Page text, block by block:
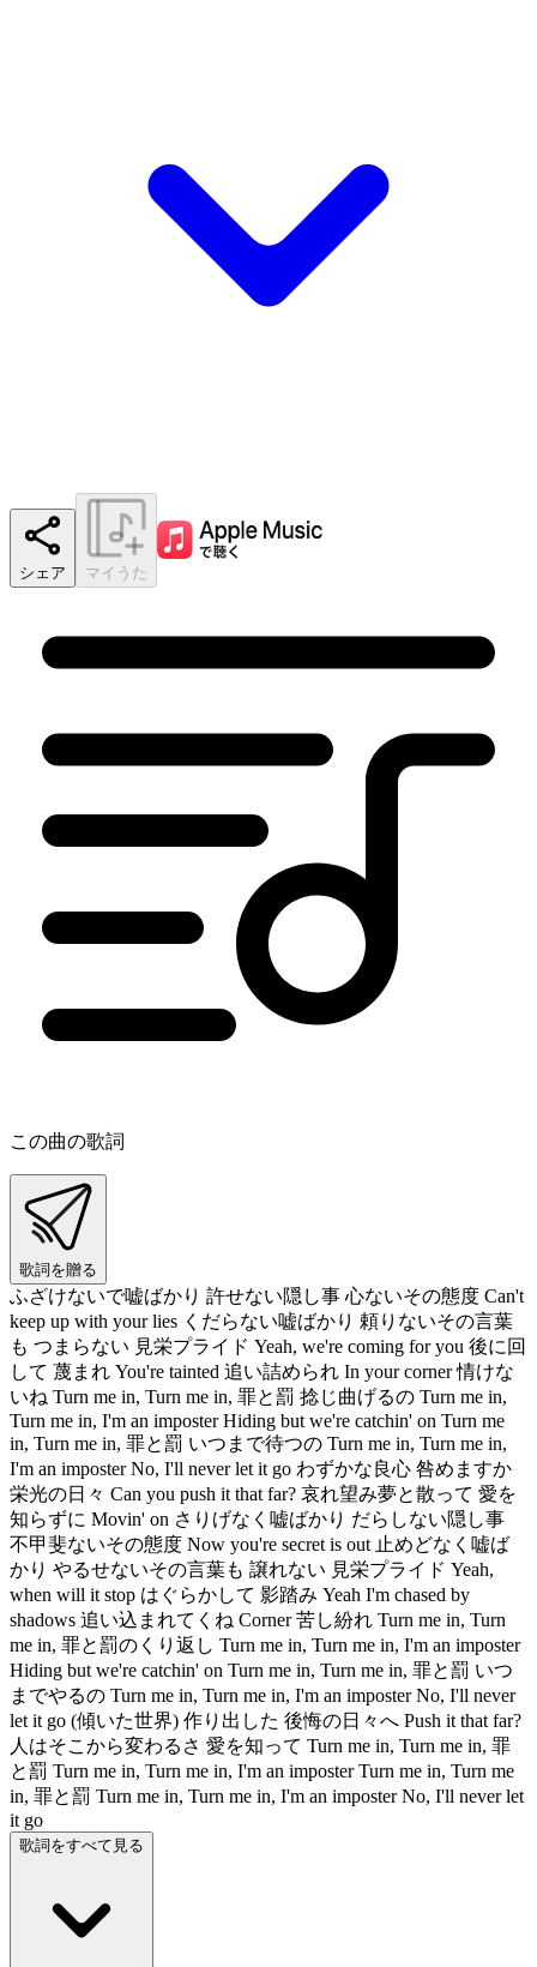
シェア マイうた
この曲の歌詞
歌詞を贈る
ふざけないで嘘ばかり 許せない隠し事 心ないその態度 Can't
keep up with your lies くだらない嘘ばかり 頼りないその言葉
も つまらない 見栄プライド Yeah, we're coming for you 後に回
して 蔑まれ You're tainted 追い詰められ In your corner 情けな
いね Turn me in, Turn me in, 罪と罰 捻じ曲げるの Turn me in,
Turn me in, I'm an imposter Hiding but we're catchin' on Turn me
in, Turn me in, 罪と罰 いつまで待つの Turn me in, Turn me in,
I'm an imposter No, I'll never let it go わずかな良心 咎めますか
栄光の日々 Can you push it that far? 哀れ望み夢と散って 愛を
知らずに Movin' on さりげなく嘘ばかり だらしない隠し事
不甲斐ないその態度 Now you're secret is out 止めどなく嘘ば
かり やるせないその言葉も 譲れない 見栄プライド Yeah,
when will it stop はぐらかして 影踏み Yeah I'm chased by
shadows 追い込まれてくね Corner 苦し紛れ Turn me in, Turn
me in, 罪と罰のくり返し Turn me in, Turn me in, I'm an imposter
Hiding but we're catchin' on Turn me in, Turn me in, 罪と罰 いつ
までやるの Turn me in, Turn me in, I'm an imposter No, I'll never
let it go (傾いた世界) 作り出した 後悔の日々へ Push it that far?
人はそこから変わるさ 愛を知って Turn me in, Turn me in, 罪
と罰 Turn me in, Turn me in, I'm an imposter Turn me in, Turn me
in, 罪と罰 Turn me in, Turn me in, I'm an imposter No, I'll never let
it go
歌詞をすべて見る